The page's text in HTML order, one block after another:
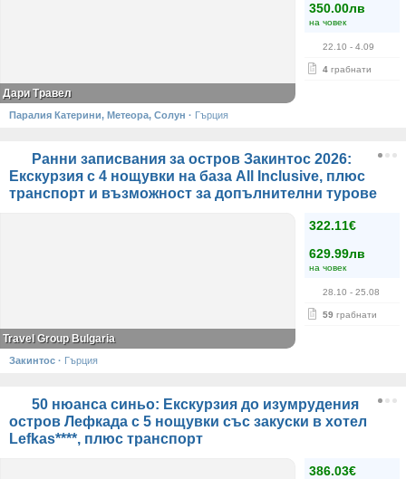
350.00лв
на човек
22.10 - 4.09
4 грабнати
Дари Травел
Паралия Катерини, Метеора, Солун · Гърция
Ранни записвания за остров Закинтос 2026:
Екскурзия с 4 нощувки на база All Inclusive, плюс
транспорт и възможност за допълнителни турове
322.11€
629.99лв
на човек
28.10 - 25.08
59 грабнати
Travel Group Bulgaria
Закинтос · Гърция
50 нюанса синьо: Екскурзия до изумрудения
остров Лефкада с 5 нощувки със закуски в хотел
Lefkas****, плюс транспорт
386.03€